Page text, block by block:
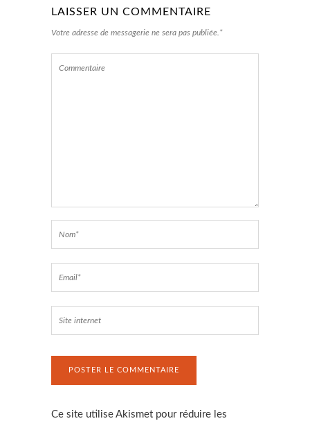
LAISSER UN COMMENTAIRE
Votre adresse de messagerie ne sera pas publiée.*
Ce site utilise Akismet pour réduire les